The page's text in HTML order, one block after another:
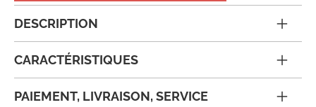
DESCRIPTION
CARACTÉRISTIQUES
PAIEMENT, LIVRAISON, SERVICE